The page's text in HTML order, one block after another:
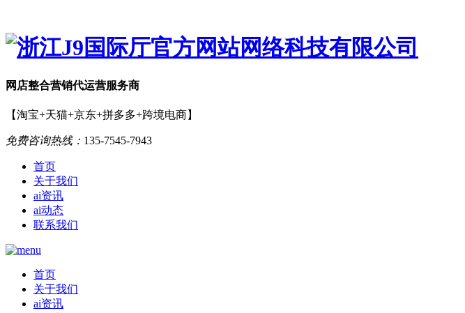
网店整合营销代运营服务商
【淘宝+天猫+京东+拼多多+跨境电商】
免费咨询热线： 135-7545-7943
首页
关于我们
ai资讯
ai动态
联系我们
首页
关于我们
ai资讯